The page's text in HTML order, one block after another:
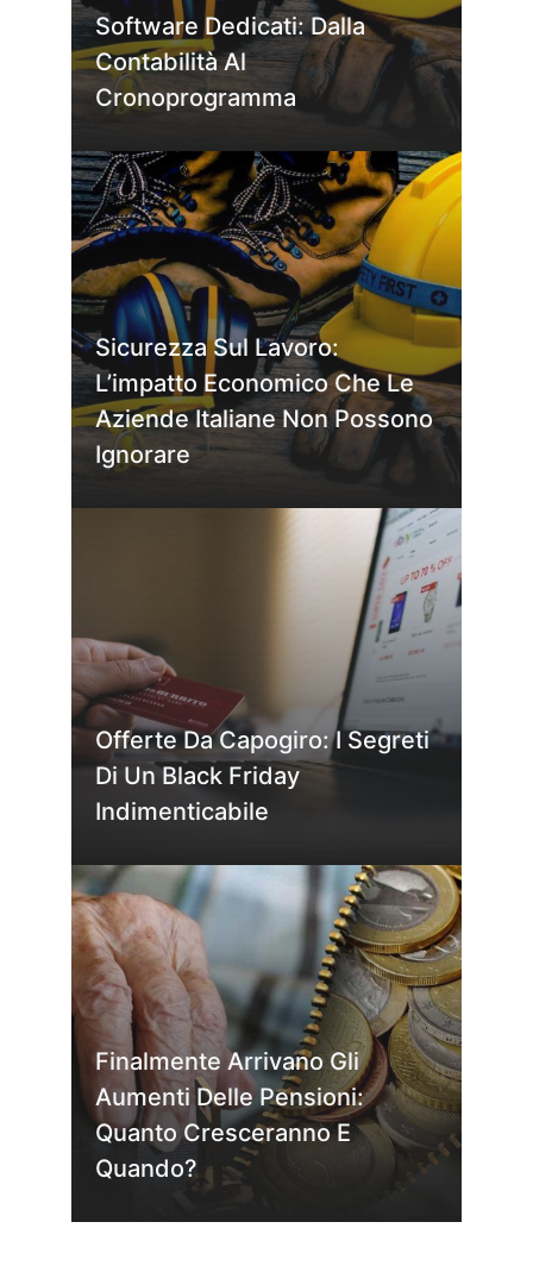
Software Dedicati: Dalla
Contabilità Al
Cronoprogramma
Sicurezza Sul Lavoro:
L’impatto Economico Che Le
Aziende Italiane Non Possono
Ignorare
Offerte Da Capogiro: I Segreti
Di Un Black Friday
Indimenticabile
Finalmente Arrivano Gli
Aumenti Delle Pensioni:
Quanto Cresceranno E
Quando?